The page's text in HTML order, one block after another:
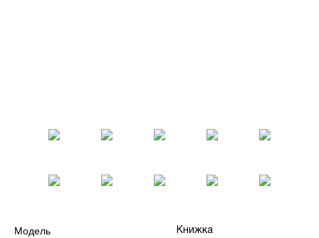
Модель Книжка